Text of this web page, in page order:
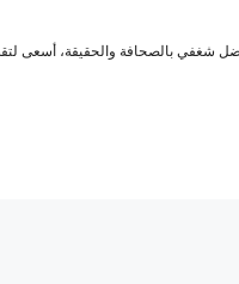
شغفي بالصحافة والحقيقة، أسعى